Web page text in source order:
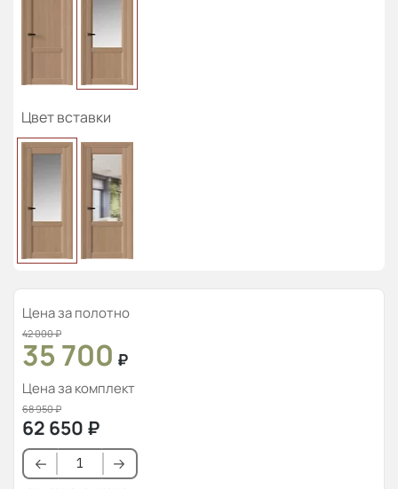
Цвет вставки
Цена за полотно
42 000₽
35 700 ₽
Цена за комплект
68 950₽
62 650 ₽